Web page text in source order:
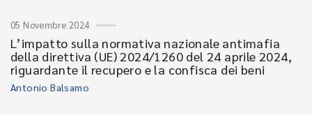
05 Novembre 2024
L’impatto sulla normativa nazionale antimafia
della direttiva (UE) 2024/1260 del 24 aprile 2024,
riguardante il recupero e la confisca dei beni
Antonio Balsamo